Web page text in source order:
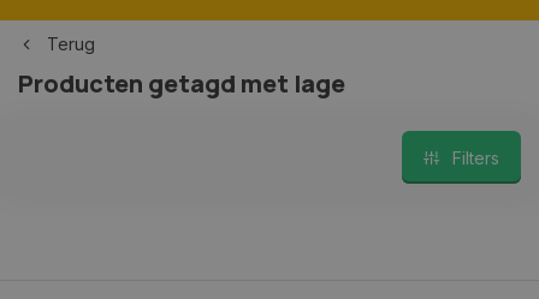
Terug
Producten getagd met lage
Filters